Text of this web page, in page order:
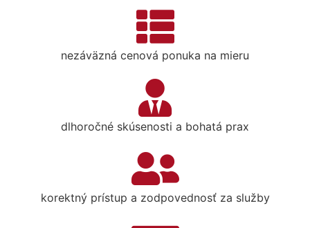
nezáväzná cenová ponuka na mieru
dlhoročné skúsenosti a bohatá prax
korektný prístup a zodpovednosť za služby